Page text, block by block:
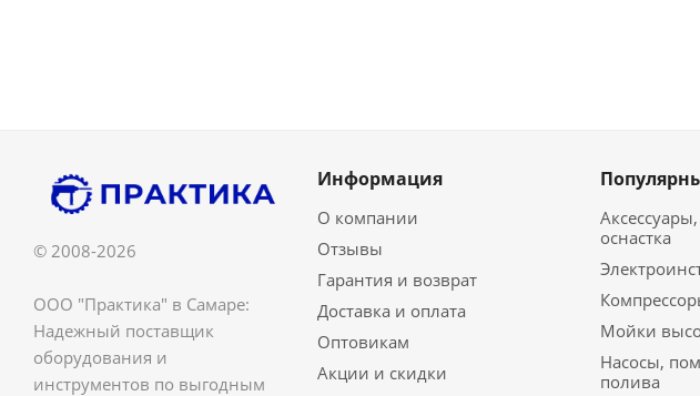
© 2008-2026
ООО "Практика" в Самаре:
Надежный поставщик
оборудования и
инструментов по выгодным
Информация
О компании
Отзывы
Гарантия и возврат
Доставка и оплата
Оптовикам
Акции и скидки
оснастка
Мойки
Насосы,
полива